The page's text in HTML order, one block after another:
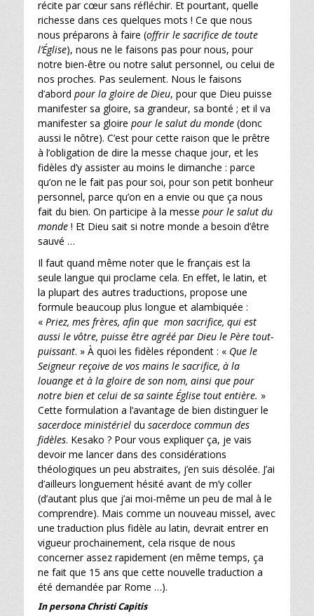
récite par cœur sans réfléchir. Et pourtant, quelle
richesse dans ces quelques mots ! Ce que nous
nous préparons à faire (offrir le sacrifice de toute
l’Église), nous ne le faisons pas pour nous, pour
notre bien-être ou notre salut personnel, ou celui de
nos proches. Pas seulement. Nous le faisons
d’abord pour la gloire de Dieu, pour que Dieu puisse
manifester sa gloire, sa grandeur, sa bonté ; et il va
manifester sa gloire pour le salut du monde (donc
aussi le nôtre). C’est pour cette raison que le prêtre
à l’obligation de dire la messe chaque jour, et les
fidèles d’y assister au moins le dimanche : parce
qu’on ne le fait pas pour soi, pour son petit bonheur
personnel, parce qu’on en a envie ou que ça nous
fait du bien. On participe à la messe pour le salut du
monde ! Et Dieu sait si notre monde a besoin d’être
sauvé …
Il faut quand même noter que le français est la
seule langue qui proclame cela. En effet, le latin, et
la plupart des autres traductions, propose une
formule beaucoup plus longue et alambiquée :
« Priez, mes frères, afin que mon sacrifice, qui est
aussi le vôtre, puisse être agréé par Dieu le Père tout-
puissant. » À quoi les fidèles répondent : « Que le
Seigneur reçoive de vos mains le sacrifice, à la
louange et à la gloire de son nom, ainsi que pour
notre bien et celui de sa sainte Église tout entière. »
Cette formulation a l’avantage de bien distinguer le
sacerdoce ministériel du sacerdoce commun des
fidèles. Kesako ? Pour vous expliquer ça, je vais
devoir me lancer dans des considérations
théologiques un peu abstraites, j’en suis désolée. J’ai
d’ailleurs longuement hésité avant de m’y coller
(d’autant plus que j’ai moi-même un peu de mal à le
comprendre). Mais comme un nouveau missel, avec
une traduction plus fidèle au latin, devrait entrer en
vigueur prochainement, cela risque de nous
concerner assez rapidement (en même temps, ça
ne fait que 15 ans que cette nouvelle traduction a
été demandée par Rome …).
In persona Christi Capitis